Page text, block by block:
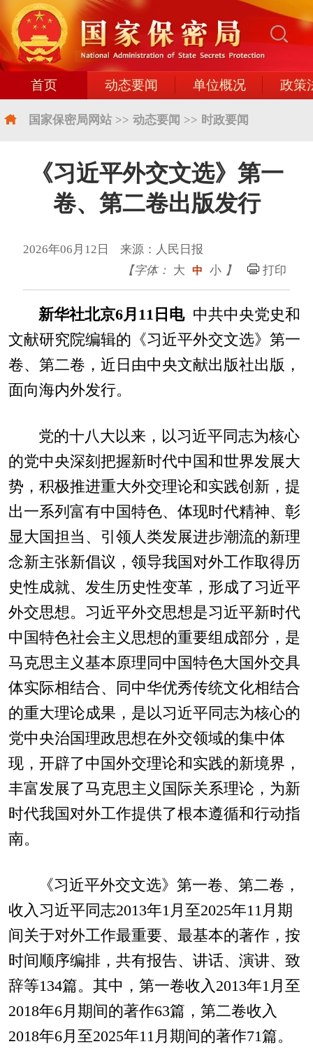
首页 动态要闻 单位概况 政策
国家保密局网站 >> 动态要闻 >> 时政要闻
《习近平外交文选》第一
卷、第二卷出版发行
2026年06月12日 来源：人民日报
【字体： 大 中 小 】 打印
新华社北京6月11日电中共中央党史和
文献研究院编辑的《习近平外交文选》第一
卷、第二卷，近日由中央文献出版社出版，
面向海内外发行。
党的十八大以来，以习近平同志为核心
的党中央深刻把握新时代中国和世界发展大
势，积极推进重大外交理论和实践创新，提
出一系列富有中国特色、体现时代精神、彰
显大国担当、引领人类发展进步潮流的新理
念新主张新倡议，领导我国对外工作取得历
史性成就、发生历史性变革，形成了习近平
外交思想。习近平外交思想是习近平新时代
中国特色社会主义思想的重要组成部分，是
马克思主义基本原理同中国特色大国外交具
体实际相结合、同中华优秀传统文化相结合
的重大理论成果，是以习近平同志为核心的
党中央治国理政思想在外交领域的集中体
现，开辟了中国外交理论和实践的新境界，
丰富发展了马克思主义国际关系理论，为新
时代我国对外工作提供了根本遵循和行动指
南。
《习近平外交文选》第一卷、第二卷，
收入习近平同志2013年1月至2025年11月期
间关于对外工作最重要、最基本的著作，按
时间顺序编排，共有报告、讲话、演讲、致
辞等134篇。其中，第一卷收入2013年1月至
2018年6月期间的著作63篇，第二卷收入
2018年6月至2025年11月期间的著作71篇。